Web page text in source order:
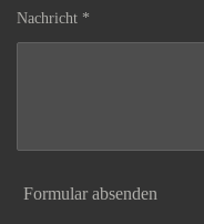
Nachricht *
Formular absenden